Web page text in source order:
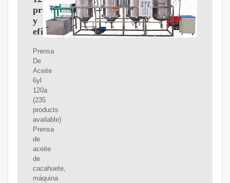
profesional
y
eficiente
Prensa
De
Aceite
6yl
120a
(235
products
available)
Prensa
de
aceite
de
cacahuete,
máquina